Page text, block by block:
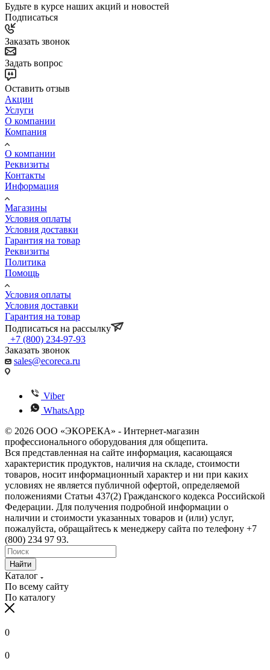
Будьте в курсе наших акций и новостей
Подписаться
Заказать звонок
Задать вопрос
Оставить отзыв
Акции
Услуги
О компании
Компания
О компании
Реквизиты
Контакты
Информация
Магазины
Условия оплаты
Условия доставки
Гарантия на товар
Реквизиты
Политика
Помощь
Условия оплаты
Условия доставки
Гарантия на товар
Подписаться на рассылку
+7 (800) 234-97-93
Заказать звонок
sales@ecoreca.ru
Viber
WhatsApp
© 2026 ООО «ЭКОРЕКА» - Интернет-магазин
профессионального оборудования для общепита.
Вся представленная на сайте информация, касающаяся
характеристик продуктов, наличия на складе, стоимости
товаров, носит информационный характер и ни при каких
условиях не является публичной офертой, определяемой
положениями Статьи 437(2) Гражданского кодекса Российской
Федерации. Для получения подробной информации о
наличии и стоимости указанных товаров и (или) услуг,
пожалуйста, обращайтесь к менеджеру сайта по телефону +7
(800) 234 97 93.
Найти
Каталог
По всему сайту
По каталогу
0
0